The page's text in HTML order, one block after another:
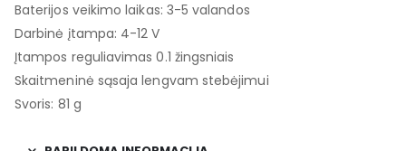
Baterijos veikimo laikas: 3-5 valandos
Darbinė įtampa: 4-12 V
Įtampos reguliavimas 0.1 žingsniais
Skaitmeninė sąsaja lengvam stebėjimui
Svoris: 81 g